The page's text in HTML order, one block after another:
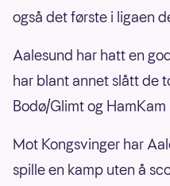
også det første i ligaen
Aalesund har hatt en
har blant annet slått de
Bodø/Glimt og
Mot Kongsvinger har
spille en kamp uten å